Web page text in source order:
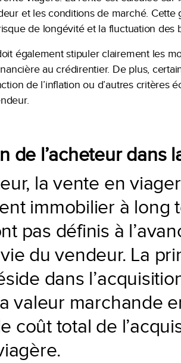
et les conditions de marché.
de longévité et la fluctuation des
également stipuler clairement les
au crédirentier. De plus,
de l’inflation ou d’autres critères
de l’acheteur dans
la vente en
immobilier à long
pas définis à
du vendeur. La
dans
valeur marchande
coût total de